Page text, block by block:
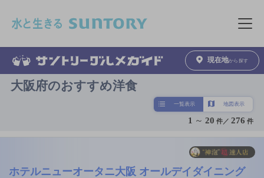
メニュ
現在地から探す
大阪府のおすすめ洋食
一覧表示 地図表示
1 ～ 20 件／276 件
ホテルニューオータニ大阪 オールデイダイニング